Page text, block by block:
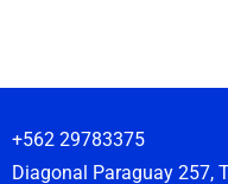
+562 29783375
Diagonal Paraguay 257,